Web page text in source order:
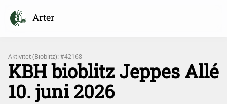
Arter
Aktivitet (Bioblitz): #42168
KBH bioblitz Jeppes Allé
10. juni 2026